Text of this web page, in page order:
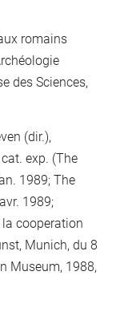
romains
des Sciences,
(dir.),
exp. (The
1989; The
1989;
cooperation
Munich, du 8
Museum, 1988,